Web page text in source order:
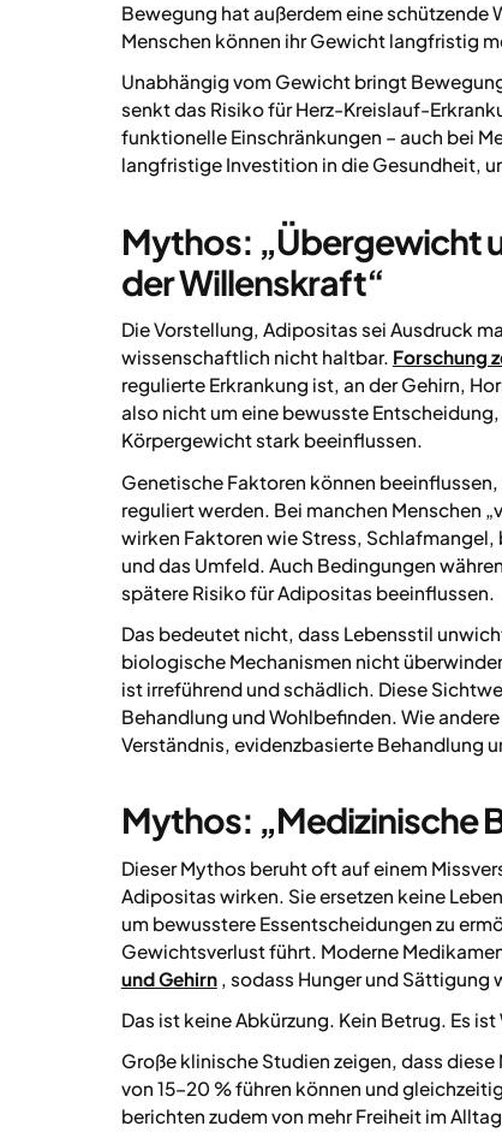
Bewegung hat außerdem eine
Menschen können ihr Gewicht langfristig
Unabhängig vom Gewicht bringt
senkt das Risiko für Herz-Kreislauf-
funktionelle Einschränkungen – auch bei
langfristige Investition in die Gesundheit,
Mythos: „Übergewicht
der Willenskraft“
Die Vorstellung, Adipositas sei Ausdruck
wissenschaftlich nicht haltbar. Forschung
regulierte Erkrankung ist, an der Gehirn,
also nicht um eine bewusste
Körpergewicht stark beeinflussen.
Genetische Faktoren können
reguliert werden. Bei manchen Menschen
wirken Faktoren wie Stress,
und das Umfeld. Auch Bedingungen
spätere Risiko für Adipositas beeinflussen.
Das bedeutet nicht, dass Lebensstil
biologische Mechanismen nicht
ist irreführend und schädlich. Diese
Behandlung und Wohlbefinden. Wie
Verständnis, evidenzbasierte Behandlung
Mythos: „Medizinische
Dieser Mythos beruht oft auf einem
Adipositas wirken. Sie ersetzen keine
um bewusstere Essentscheidungen zu
Gewichtsverlust führt. Moderne
und Gehirn
, sodass Hunger und Sättigung
Das ist keine Abkürzung. Kein Betrug. Es
Große klinische Studien zeigen, dass
von 15–20 % führen können und
berichten zudem von mehr Freiheit im